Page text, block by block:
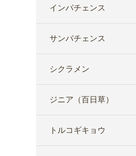
インパチェンス
サンパチェンス
シクラメン
ジニア（百日草）
トルコギキョウ